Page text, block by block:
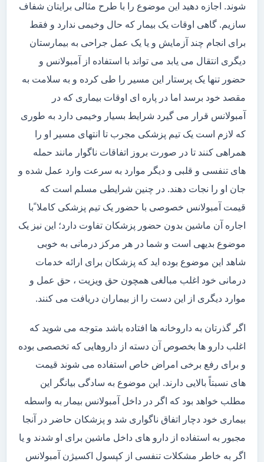
شوند. اجازه دهید این موضوع را با طرح مثالی برایتان شفاف
سازیم. گاهی اوقات یک بیمار که حال وخیمی ندارد و فقط
برای انجام چند آزمایش و یا یک عمل جراحی به بیمارستان
دیگری انتقال می یابد می تواند با استفاده از آمبولانس و
حضور تنها یک پرستار این مسیر را طی کرده و به سلامت به
مقصد خود برسد اما در پاره ای اوقات بیماری که در
آمبولانس قرار می گیرد شرایط بسیار وخیمی دارد به طوری
که لازم است یک تیم پزشکی مجرب تا انتهای مسیر او را
همراهی کنند تا در صورت بروز اتفاقات ناگوار مانند حمله
های تنفسی و قلبی و دیگر موارد به سرعت وارد عمل شده و
جان او را نجات دهند. در چنین شرایطی مسلم است که
قیمت آمبولانس خصوصی با حضور یک تیم پزشکی کاملا ًبا
اجاره آن ماشین بدون حضور پزشکان تفاوت دارد؛ این نیز یک
موضوع بدیهی است و شما در هر مرکز درمانی به خوبی
شاهد این موضوع بوده اید که پزشکان برای ارائه خدمات
درمانی خود اغلب مبالغی همچون حق ویزیت ، حق عمل و
موارد دیگری از این دست را از بیماران دریافت می کنند.
اگر گذرتان به داروخانه ها افتاده باشد متوجه می شوید که
اغلب دارو ها بخصوص آن دسته از داروهایی که تخصصی بوده
و برای رفع برخی امراض خاص استفاده می شوند قیمت
های نسبتاً بالایی دارند. این موضوع به سادگی بیانگر این
مطلب خواهد بود که اگر در داخل آمبولانس بیمار به واسطه
بیماری خود دچار اتفاق ناگواری شد و پزشکان حاضر در آنجا
مجبور به استفاده از دارو های داخل ماشین برای او شدند و یا
اگر به خاطر مشکلات تنفسی از کپسول اکسیژن آمبولانس